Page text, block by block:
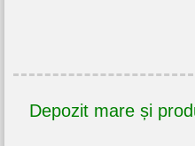
Depozit mare și